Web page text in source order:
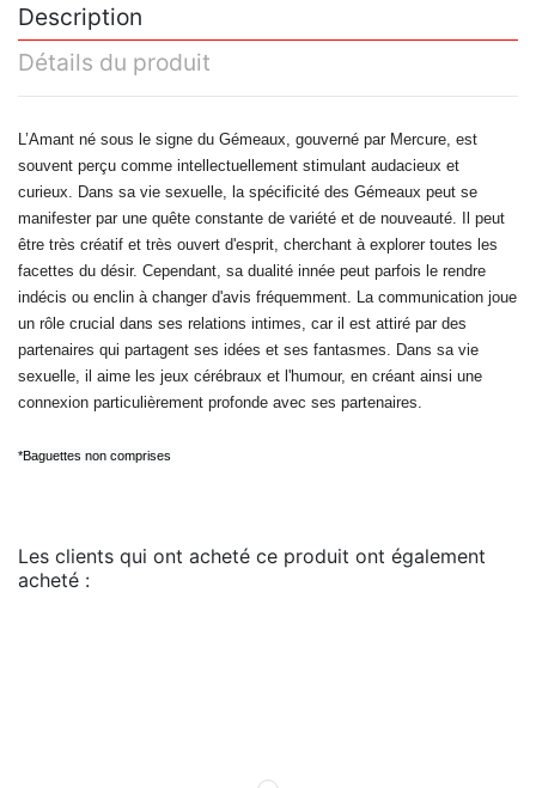
Description
Détails du produit
L’Amant né sous le signe du Gémeaux , gouverné par Mercure, est
souvent perçu comme intellectuellement stimulant audacieux et
curieux. Dans sa vie sexuelle, la spécificité des Gémeaux peut se
manifester par une quête constante de variété et de nouveauté. Il peut
être très créatif et très ouvert d'esprit, cherchant à explorer toutes les
facettes du désir. Cependant, sa dualité innée peut parfois le rendre
indécis ou enclin à changer d'avis fréquemment. La communication joue
un rôle crucial dans ses relations intimes, car il est attiré par des
partenaires qui partagent ses idées et ses fantasmes. Dans sa vie
sexuelle, il aime les jeux cérébraux et l'humour, en créant ainsi une
connexion particulièrement profonde avec ses partenaires.
*Baguettes non comprises
Les clients qui ont acheté ce produit ont également
acheté :